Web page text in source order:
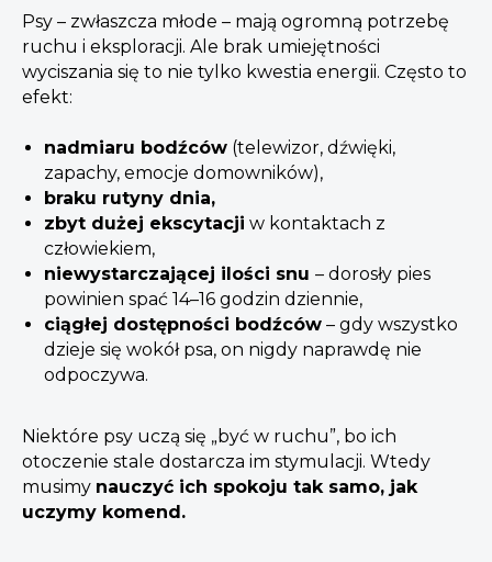
Psy – zwłaszcza młode – mają ogromną potrzebę
ruchu i eksploracji. Ale brak umiejętności
wyciszania się to nie tylko kwestia energii. Często to
efekt:
nadmiaru bodźców (telewizor, dźwięki,
zapachy, emocje domowników),
braku rutyny dnia,
zbyt dużej ekscytacji w kontaktach z
człowiekiem,
niewystarczającej ilości snu – dorosły pies
powinien spać 14–16 godzin dziennie,
ciągłej dostępności bodźców – gdy wszystko
dzieje się wokół psa, on nigdy naprawdę nie
odpoczywa.
Niektóre psy uczą się „być w ruchu”, bo ich
otoczenie stale dostarcza im stymulacji. Wtedy
musimy nauczyć ich spokoju tak samo, jak
uczymy komend.